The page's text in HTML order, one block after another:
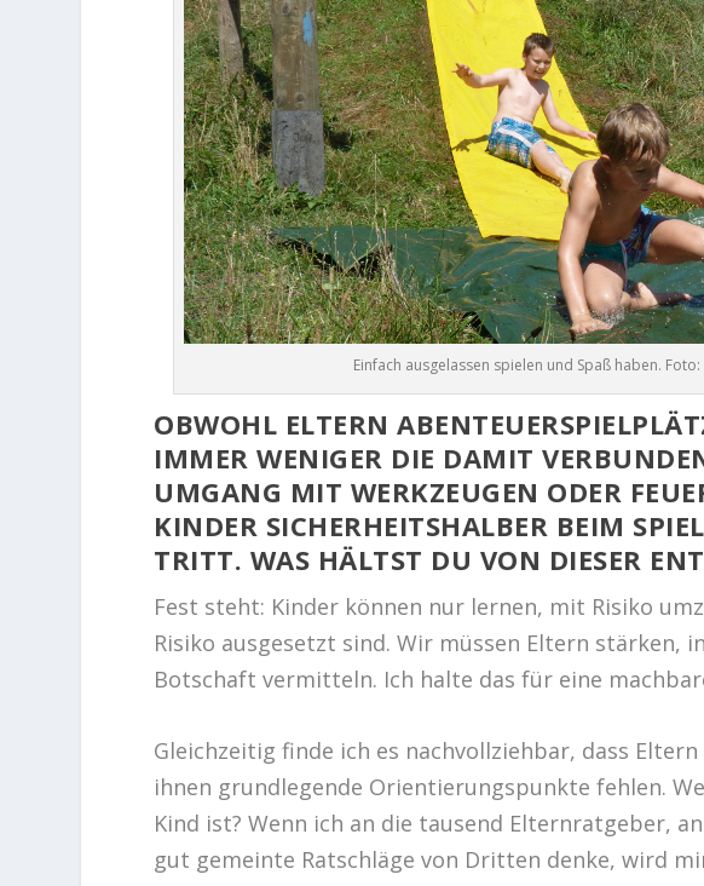
Einfach ausgelassen spielen und Spaß haben.
OBWOHL ELTERN
IMMER WENIGER DIE DAMIT
UMGANG MIT WERKZEUGEN ODER
KINDER SICHERHEITSHALBER BEIM
TRITT. WAS HÄLTST DU VON DIESER
Fest steht: Kinder können nur lernen, mit Risiko
Risiko ausgesetzt sind. Wir müssen Eltern stärken,
Botschaft vermitteln. Ich halte das für eine
Gleichzeitig finde ich es nachvollziehbar, dass
ihnen grundlegende Orientierungspunkte fehlen.
Kind ist? Wenn ich an die tausend Elternratgeber,
gut gemeinte Ratschläge von Dritten denke, wird